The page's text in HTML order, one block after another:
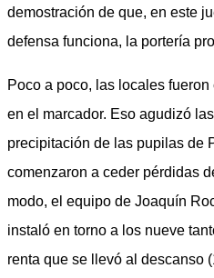
demostración de que, en este
defensa funciona, la portería
Poco a poco, las locales
en el marcador. Eso agudizó
precipitación de las pupilas de
comenzaron a ceder pérdidas
modo, el equipo de Joaquín
instaló en torno a los nueve
renta que se llevó al descanso